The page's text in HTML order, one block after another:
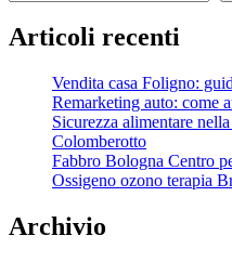
Articoli recenti
Vendita casa Foligno:
Remarketing auto: come
Sicurezza alimentare
Colomberotto
Fabbro Bologna Centro
Ossigeno ozono terapia
Archivio